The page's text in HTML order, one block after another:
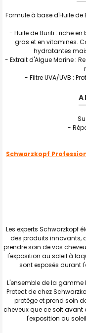
Formule à base d'Huile
- Huile de Buriti : riche
gras et en vitamines.
hydratantes
- Extrait d'Algue Marine :
- Filtre UVA/UVB :
-
Schwarzkopf
Les experts Schwarzkopf
des produits innovants,
prendre soin de vos
l'exposition au soleil à
sont exposés durant
L'ensemble de la gamme
Protect de chez
protège et prend soin
cheveux que ce soit avant
l'exposition au